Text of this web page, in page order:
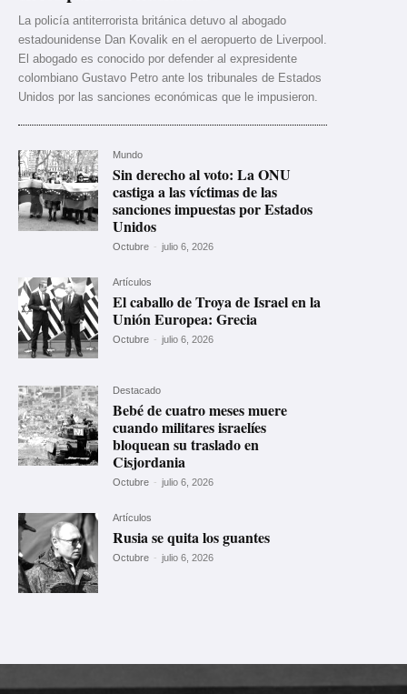
La policía antiterrorista británica detuvo al abogado
estadounidense Dan Kovalik en el aeropuerto de Liverpool.
El abogado es conocido por defender al expresidente
colombiano Gustavo Petro ante los tribunales de Estados
Unidos por las sanciones económicas que le impusieron.
Mundo
Sin derecho al voto: La ONU
castiga a las víctimas de las
sanciones impuestas por Estados
Unidos
Octubre - julio 6, 2026
Artículos
El caballo de Troya de Israel en la
Unión Europea: Grecia
Octubre - julio 6, 2026
Destacado
Bebé de cuatro meses muere
cuando militares israelíes
bloquean su traslado en
Cisjordania
Octubre - julio 6, 2026
Artículos
Rusia se quita los guantes
Octubre - julio 6, 2026